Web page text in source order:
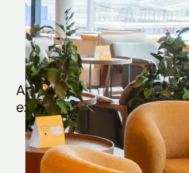
Quem é
muito
Aproveite todos os
exclusivas da sua Conta